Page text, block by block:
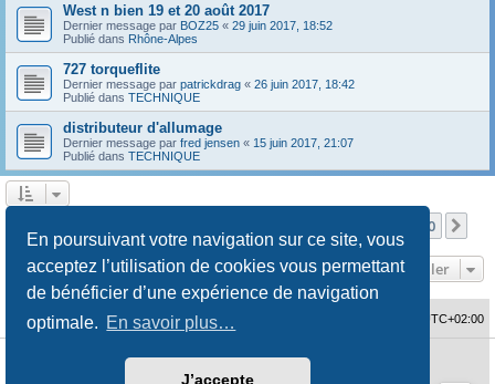
En poursuivant votre navigation sur ce site, vous
acceptez l’utilisation de cookies vous permettant
de bénéficier d’une expérience de navigation
optimale. En savoir plus…
J’accepte
West n bien 19 et 20 août 2017
Dernier message par BOZ25 « 29 juin 2017, 18:52
Publié dans Rhône-Alpes
727 torqueflite
Dernier message par patrickdrag « 26 juin 2017, 18:42
Publié dans TECHNIQUE
distributeur d'allumage
Dernier message par fred jensen « 15 juin 2017, 21:07
Publié dans TECHNIQUE
10
Aller
Accueil du forum UTC+02:00
Développé parphpBB® Forum Software © phpBB Limited
Traduction française officielle